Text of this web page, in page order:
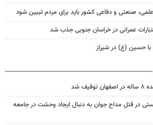
صنعتی و دفاعی کشور باید برای مردم تبیین شود
با حسین (ع) در شیراز
شد
در قتل مداح جوان به دنبال ایجاد وحشت در جامعه